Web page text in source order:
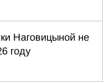
Наговицыной не
году